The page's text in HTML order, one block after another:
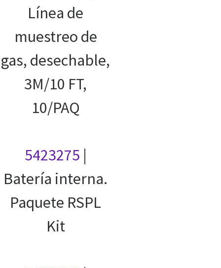
Línea de
muestreo de
gas, desechable,
3M/10 FT,
10/PAQ
5423275 |
Batería interna.
Paquete RSPL
Kit